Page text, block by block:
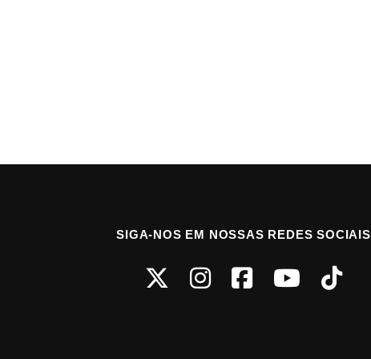
SIGA-NOS EM NOSSAS REDES SOCIAIS